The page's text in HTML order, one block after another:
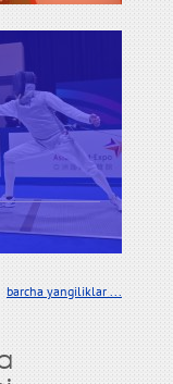
barcha yangiliklar ...